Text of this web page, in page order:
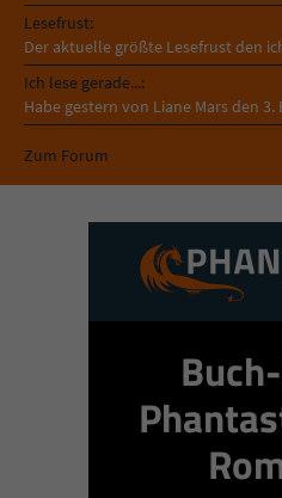
Lesefrust:
Der aktuelle größte Lesefrust den
Ich lese gerade...:
Habe gestern von Liane Mars den
Zum Forum